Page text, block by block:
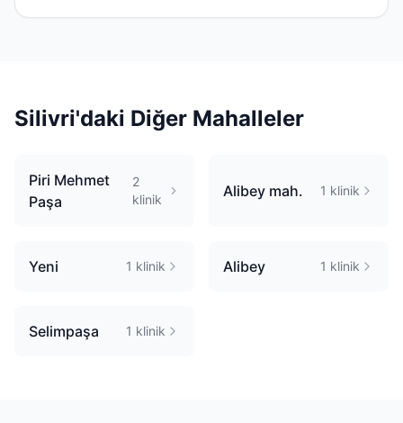
Silivri'daki Diğer Mahalleler
Piri Mehmet
Paşa
2
klinik
Alibey mah. 1 klinik
Yeni 1 klinik Alibey 1 klinik
Selimpaşa 1 klinik